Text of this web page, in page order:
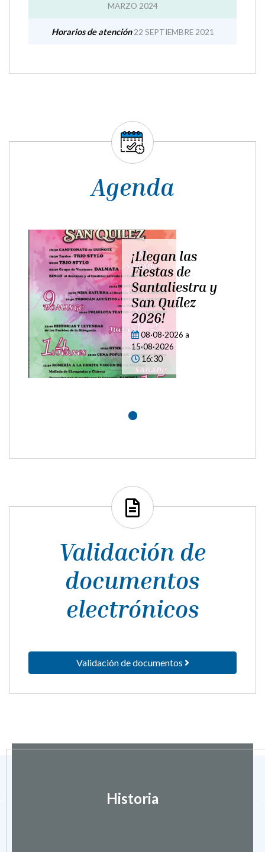
MARZO 2024
Horarios de atención 22 SEPTIEMBRE 2021
Agenda
¡Llegan las
Fiestas de
Santaliestra y
San Quílez
2026!
08·08·2026a
15·08·2026
16:30
Validación de
documentos
electrónicos
Validación de documentos
Historia